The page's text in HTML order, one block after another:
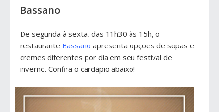
Bassano
De segunda à sexta, das 11h30 às 15h, o
restaurante Bassano apresenta opções de sopas e
cremes diferentes por dia em seu festival de
inverno. Confira o cardápio abaixo!